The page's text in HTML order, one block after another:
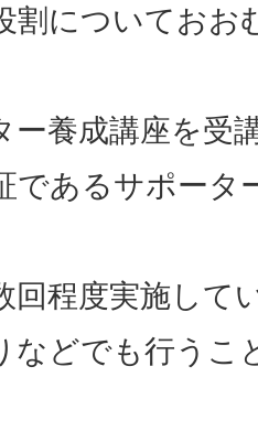
割についておお
ー養成講座を受
であるサポータ
回程度実施して
などでも行うこ